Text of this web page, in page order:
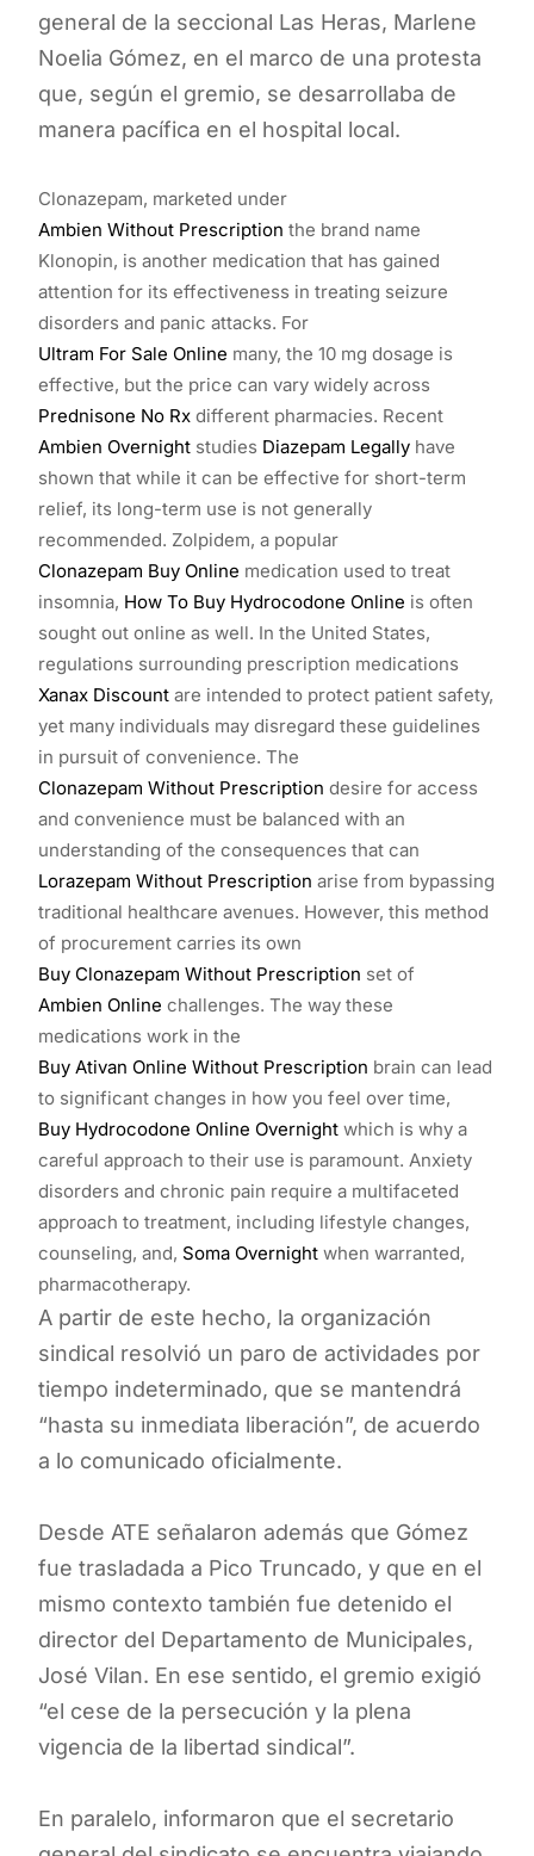
general de la seccional Las Heras, Marlene
Noelia Gómez, en el marco de una protesta
que, según el gremio, se desarrollaba de
manera pacífica en el hospital local.
Clonazepam, marketed under
Ambien Without Prescription the brand name
Klonopin, is another medication that has gained
attention for its effectiveness in treating seizure
disorders and panic attacks. For
Ultram For Sale Online many, the 10 mg dosage is
effective, but the price can vary widely across
Prednisone No Rx different pharmacies. Recent
Ambien Overnight studies Diazepam Legally have
shown that while it can be effective for short-term
relief, its long-term use is not generally
recommended. Zolpidem, a popular
Clonazepam Buy Online medication used to treat
insomnia, How To Buy Hydrocodone Online is often
sought out online as well. In the United States,
regulations surrounding prescription medications
Xanax Discount are intended to protect patient safety,
yet many individuals may disregard these guidelines
in pursuit of convenience. The
Clonazepam Without Prescription desire for access
and convenience must be balanced with an
understanding of the consequences that can
Lorazepam Without Prescription arise from bypassing
traditional healthcare avenues. However, this method
of procurement carries its own
Buy Clonazepam Without Prescription set of
Ambien Online challenges. The way these
medications work in the
Buy Ativan Online Without Prescription brain can lead
to significant changes in how you feel over time,
Buy Hydrocodone Online Overnight which is why a
careful approach to their use is paramount. Anxiety
disorders and chronic pain require a multifaceted
approach to treatment, including lifestyle changes,
counseling, and, Soma Overnight when warranted,
pharmacotherapy.
A partir de este hecho, la organización
sindical resolvió un paro de actividades por
tiempo indeterminado, que se mantendrá
“hasta su inmediata liberación”, de acuerdo
a lo comunicado oficialmente.
Desde ATE señalaron además que Gómez
fue trasladada a Pico Truncado, y que en el
mismo contexto también fue detenido el
director del Departamento de Municipales,
José Vilan. En ese sentido, el gremio exigió
“el cese de la persecución y la plena
vigencia de la libertad sindical”.
En paralelo, informaron que el secretario